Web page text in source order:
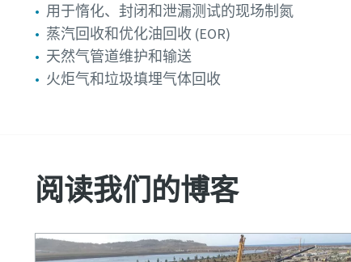
用于惰化、封闭和泄漏测试的现场制氮
蒸汽回收和优化油回收 (EOR)
天然气管道维护和输送
火炬气和垃圾填埋气体回收
阅读我们的博客